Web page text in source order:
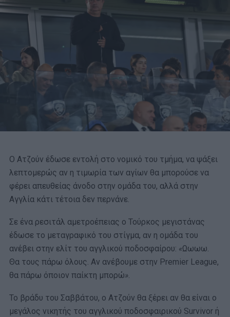
Ο Ατζούν έδωσε εντολή στο νομικό του τμήμα, να ψάξει
λεπτομερώς αν η τιμωρία των αγίων θα μπορούσε να
φέρει απευθείας άνοδο στην ομάδα του, αλλά στην
Αγγλία κάτι τέτοια δεν περνάνε.
Σε ένα ρεσιτάλ αμετροέπειας ο Τούρκος μεγιστάνας
έδωσε το μεταγραφικό του στίγμα, αν η ομάδα του
ανέβει στην ελίτ του αγγλικού ποδοσφαίρου: «Ωωωω.
Θα τους πάρω όλους. Αν ανέβουμε στην Premier League,
θα πάρω όποιον παίκτη μπορώ».
Το βράδυ του Σαββάτου, ο Ατζούν θα ξέρει αν θα είναι ο
μεγάλος νικητής του αγγλικού ποδοσφαιρικού Survivor ή